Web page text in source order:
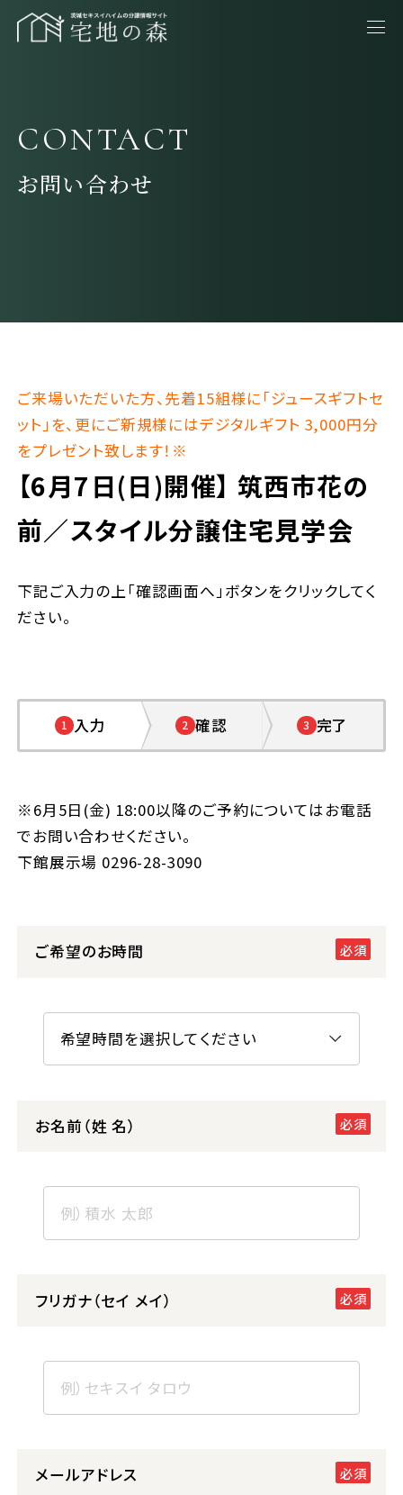
CONTACT
お問い合わせ
ご来場いただいた方、先着15組様に「ジュースギフトセ
ット」を、更にご新規様にはデジタルギフト 3,000円分
をプレゼント致します！※
【6月7日(日)開催】 筑西市花の
前／スタイル分譲住宅見学会
下記ご入力の上「確認画面へ」ボタンをクリックしてく
ださい。
1 入力 2 確認 3 完了
※6月5日(金) 18:00以降のご予約についてはお電話
でお問い合わせください。
下館展示場 0296-28-3090
ご希望のお時間
お名前（姓 名）
フリガナ（セイ メイ）
メールアドレス